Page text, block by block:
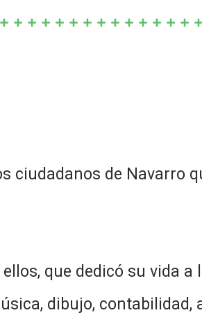
ciudadanos de Navarro
que dedicó su vida
dibujo, contabilidad,